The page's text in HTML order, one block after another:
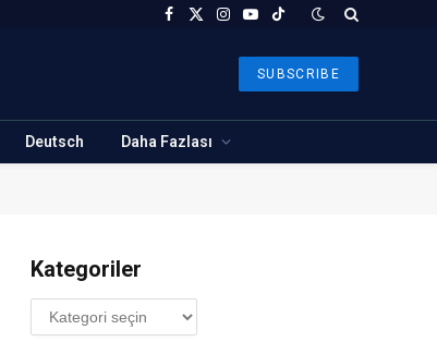
Facebook
X
Instagram
YouTubeTikTok
SUBSCRIBE
Deutsch Daha Fazlası
Kategoriler
Kategoriler